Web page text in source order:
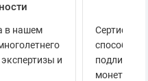
в нашем
и
способов
монеты.